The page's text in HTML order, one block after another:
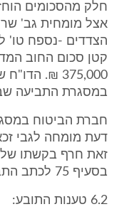
חלק מהסכומים
אצל מומחית גב'
הצדדים -נספח טו'
375,000 ₪.
במסגרת התביעה
חברת הביטוח
דעת מומחה לגבי
זאת חרף בקשתו של
בסעיף 75 לכתב התביעה המתוקן.
6.2 טענות התובע: